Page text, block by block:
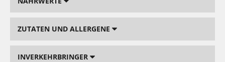
ZUTATEN UND ALLERGENE
INVERKEHRBRINGER